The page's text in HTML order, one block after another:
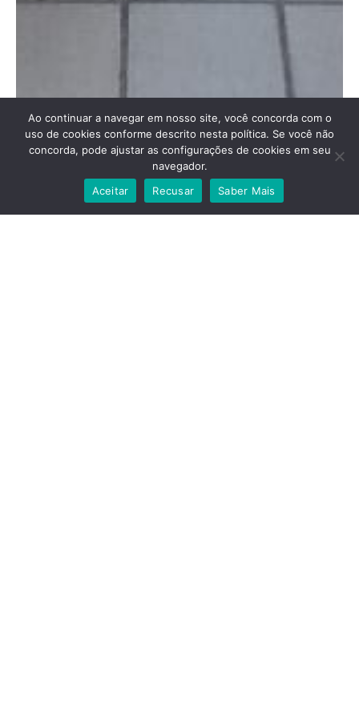
🌗 Aa
Ao continuar a navegar em nosso site, você concorda com o
uso de cookies conforme descrito nesta política. Se você não
concorda, pode ajustar as configurações de cookies em seu
navegador.
Aceitar
Recusar Saber Mais